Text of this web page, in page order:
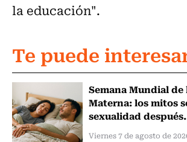
la educación".
Te puede
Semana Mundial
Materna: los mitos
sexualidad
Viernes 7 de agosto de